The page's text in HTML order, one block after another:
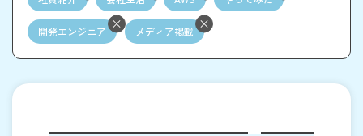
開発エンジニア メディア掲載